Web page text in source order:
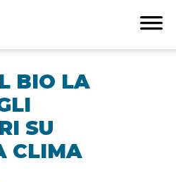
BIO LA
SU
CLIMA